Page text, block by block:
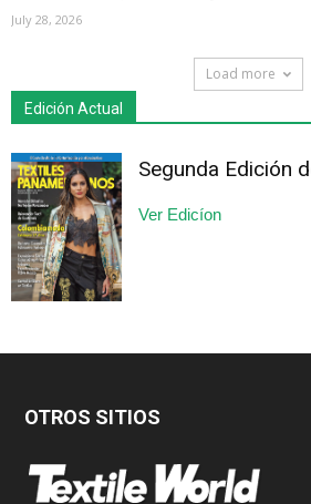
July 28, 2026
Load more
Edición Actual
Segunda Edición
Ver Edicíon
OTROS SITIOS